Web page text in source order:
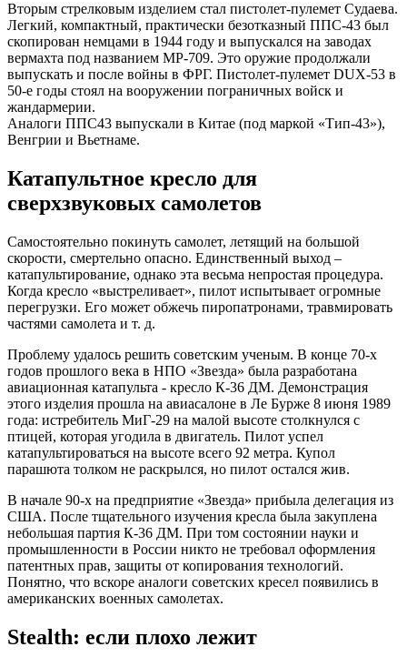
Вторым стрелковым изделием стал пистолет-пулемет Судаева.
Легкий, компактный, практически безотказный ППС-43 был
скопирован немцами в 1944 году и выпускался на заводах
вермахта под названием МР-709. Это оружие продолжали
выпускать и после войны в ФРГ. Пистолет-пулемет DUX-53 в
50-е годы стоял на вооружении пограничных войск и
жандармерии.
Аналоги ППС43 выпускали в Китае (под маркой «Тип-43»),
Венгрии и Вьетнаме.
Катапультное кресло для
сверхзвуковых самолетов
Самостоятельно покинуть самолет, летящий на большой
скорости, смертельно опасно. Единственный выход –
катапультирование, однако эта весьма непростая процедура.
Когда кресло «выстреливает», пилот испытывает огромные
перегрузки. Его может обжечь пиропатронами, травмировать
частями самолета и т. д.
Проблему удалось решить советским ученым. В конце 70-х
годов прошлого века в НПО «Звезда» была разработана
авиационная катапульта - кресло К-36 ДМ. Демонстрация
этого изделия прошла на авиасалоне в Ле Бурже 8 июня 1989
года: истребитель МиГ-29 на малой высоте столкнулся с
птицей, которая угодила в двигатель. Пилот успел
катапультироваться на высоте всего 92 метра. Купол
парашюта толком не раскрылся, но пилот остался жив.
В начале 90-х на предприятие «Звезда» прибыла делегация из
США. После тщательного изучения кресла была закуплена
небольшая партия К-36 ДМ. При том состоянии науки и
промышленности в России никто не требовал оформления
патентных прав, защиты от копирования технологий.
Понятно, что вскоре аналоги советских кресел появились в
американских военных самолетах.
Stealth: если плохо лежит